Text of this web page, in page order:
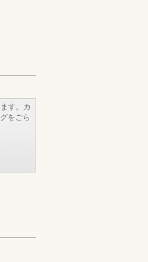
す。カ
をごら